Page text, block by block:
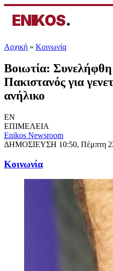
ENIKOS.
Αρχική » Κοινωνία
Βοιωτία: Συνελήφθη
Πακιστανός για
ανήλικο
EN
ΕΠΙΜΕΛΕΙΑ
Enikos Newsroom
ΔΗΜΟΣΙΕΥΣΗ 10:50, Πέμπτη
Κοινωνία